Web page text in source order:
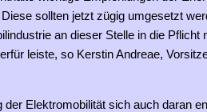
sollten jetzt zügig umgesetzt
an dieser Stelle in die Pflicht
leiste, so Kerstin Andreae,
Elektromobilität sich auch daran